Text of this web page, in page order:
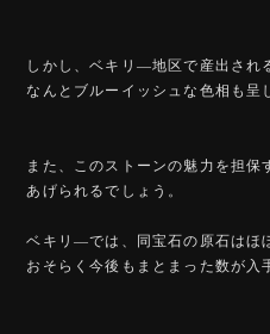
しかし、ベキリ―地区で産出され
なんとブルーイッシュな色相も呈
また、このストーンの魅力を担
あげられるでしょう。
ベキリ―では、同宝石の原石はほ
おそらく今後もまとまった数が入